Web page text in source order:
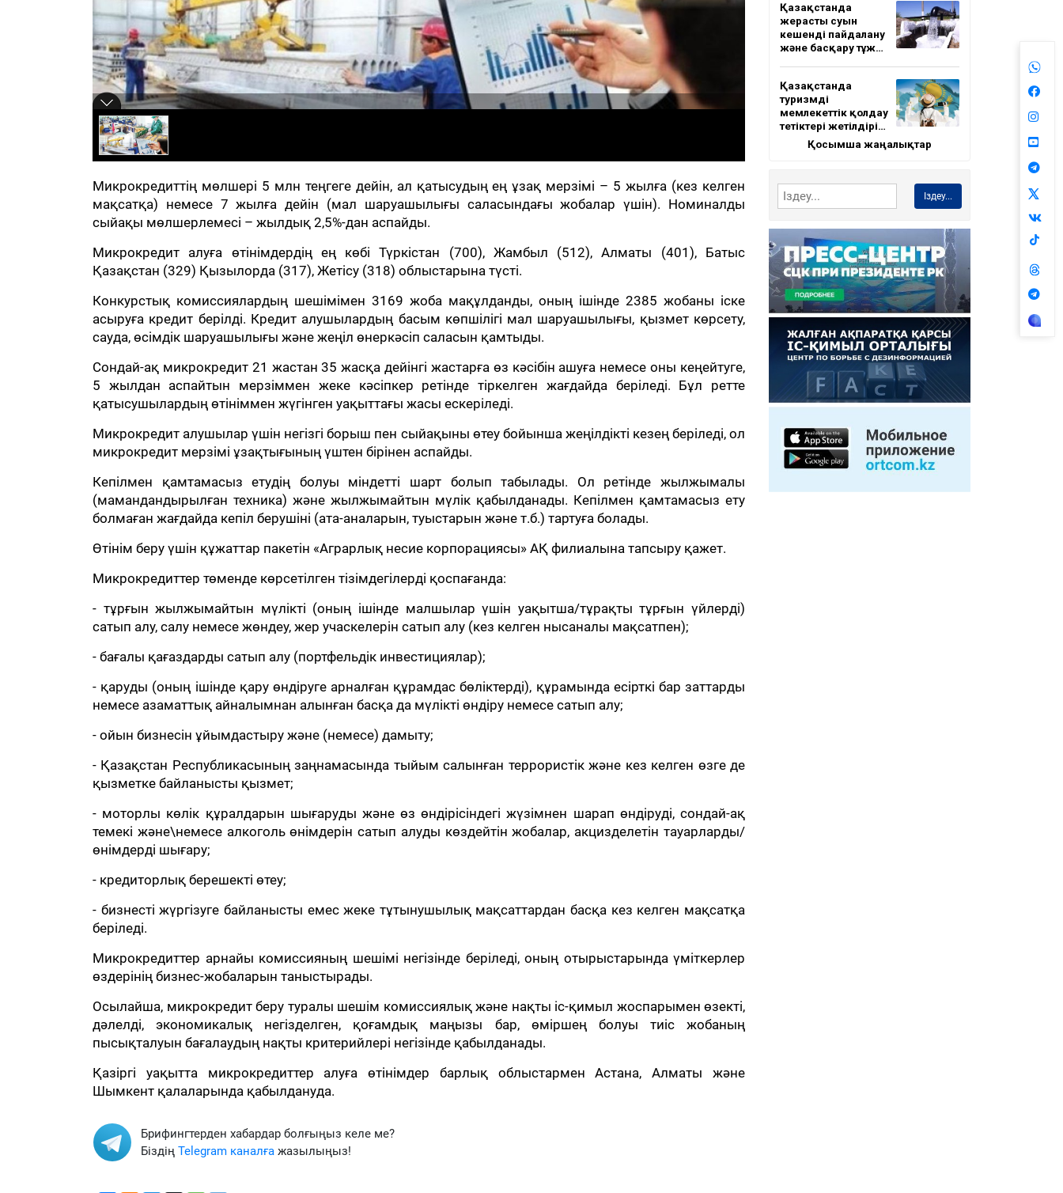
Микрокредиттің мөлшері 5 млн теңгеге дейін, ал қатысудың ең ұзақ мерзімі – 5 жылға (кез келген
мақсатқа) немесе 7 жылға дейін (мал шаруашылығы саласындағы жобалар үшін). Номиналды
сыйақы мөлшерлемесі – жылдық 2,5%-дан аспайды.
Микрокредит алуға өтінімдердің ең көбі Түркістан (700), Жамбыл (512), Алматы (401), Батыс
Қазақстан (329) Қызылорда (317), Жетісу (318) облыстарына түсті.
Конкурстық комиссиялардың шешімімен 3169 жоба мақұлданды, оның ішінде 2385 жобаны іске
асыруға кредит берілді. Кредит алушылардың басым көпшілігі мал шаруашылығы, қызмет көрсету,
сауда, өсімдік шаруашылығы және жеңіл өнеркәсіп саласын қамтыды.
Сондай-ақ микрокредит 21 жастан 35 жасқа дейінгі жастарға өз кәсібін ашуға немесе оны кеңейтуге,
5 жылдан аспайтын мерзіммен жеке кәсіпкер ретінде тіркелген жағдайда беріледі. Бұл ретте
қатысушылардың өтініммен жүгінген уақыттағы жасы ескеріледі.
Микрокредит алушылар үшін негізгі борыш пен сыйақыны өтеу бойынша жеңілдікті кезең беріледі, ол
микрокредит мерзімі ұзақтығының үштен бірінен аспайды.
Кепілмен қамтамасыз етудің болуы міндетті шарт болып табылады. Ол ретінде жылжымалы
(мамандандырылған техника) және жылжымайтын мүлік қабылданады. Кепілмен қамтамасыз ету
болмаған жағдайда кепіл берушіні (ата-аналарын, туыстарын және т.б.) тартуға болады.
Өтінім беру үшін құжаттар пакетін «Аграрлық несие корпорациясы» АҚ филиалына тапсыру қажет.
Микрокредиттер төменде көрсетілген тізімдегілерді қоспағанда:
- тұрғын жылжымайтын мүлікті (оның ішінде малшылар үшін уақытша/тұрақты тұрғын үйлерді)
сатып алу, салу немесе жөндеу, жер учаскелерін сатып алу (кез келген нысаналы мақсатпен);
- бағалы қағаздарды сатып алу (портфельдік инвестициялар);
- қаруды (оның ішінде қару өндіруге арналған құрамдас бөліктерді), құрамында есірткі бар заттарды
немесе азаматтық айналымнан алынған басқа да мүлікті өндіру немесе сатып алу;
- ойын бизнесін ұйымдастыру және (немесе) дамыту;
- Қазақстан Республикасының заңнамасында тыйым салынған террористік және кез келген өзге де
қызметке байланысты қызмет;
- моторлы көлік құралдарын шығаруды және өз өндірісіндегі жүзімнен шарап өндіруді, сондай-ақ
темекі және\немесе алкоголь өнімдерін сатып алуды көздейтін жобалар, акцизделетін тауарларды/
өнімдерді шығару;
- кредиторлық берешекті өтеу;
- бизнесті жүргізуге байланысты емес жеке тұтынушылық мақсаттардан басқа кез келген мақсатқа
беріледі.
Микрокредиттер арнайы комиссияның шешімі негізінде беріледі, оның отырыстарында үміткерлер
өздерінің бизнес-жобаларын таныстырады.
Осылайша, микрокредит беру туралы шешім комиссиялық және нақты іс-қимыл жоспарымен өзекті,
дәлелді, экономикалық негізделген, қоғамдық маңызы бар, өміршең болуы тиіс жобаның
пысықталуын бағалаудың нақты критерийлері негізінде қабылданады.
Қазіргі уақытта микрокредиттер алуға өтінімдер барлық облыстармен Астана, Алматы және
Шымкент қалаларында қабылдануда.
Брифингтерден хабардар болғыңыз келе ме?
Біздің Telegram каналға жазылыңыз!
Қазақстанда
жерасты суын
кешенді пайдалану
және басқару тұж…
Қазақстанда
туризмді
мемлекеттік қолдау
тетіктері жетілдірі…
Қосымша жаңалықтар
Іздеу...